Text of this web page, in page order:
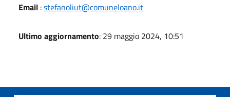
Email :stefanoliut@comuneloano.it
Ultimo aggiornamento: 29 maggio 2024, 10:51